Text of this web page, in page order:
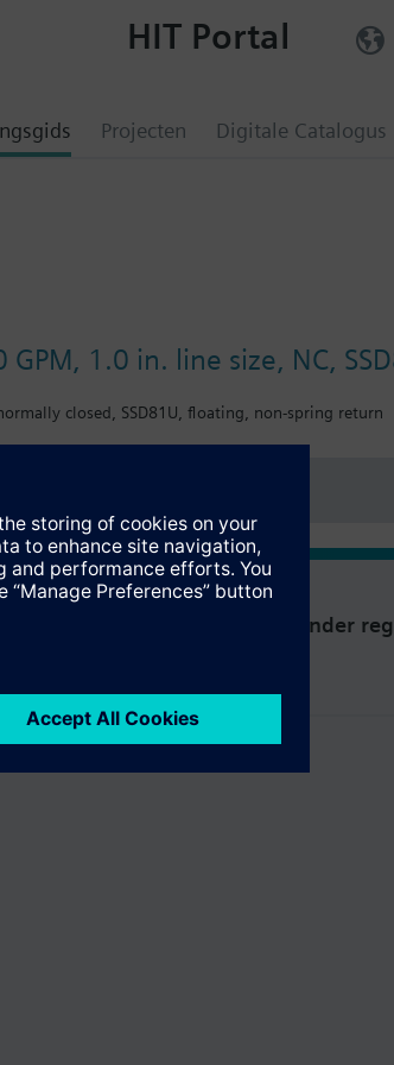
Projecten Digitale Catalogus
HIT Portal
1.0 in. line size, NC,
closed, SSD81U, floating, non-spring return
Verander
Gebruikershandleiding